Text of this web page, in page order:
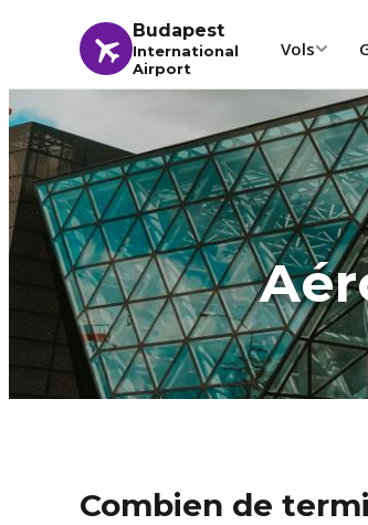
Budapest
International
Airport
Vols
Combien de